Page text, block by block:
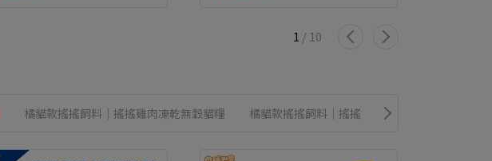
1 /10
橘貓款搖搖飼料│搖搖雞肉凍乾無穀貓糧 橘貓款搖搖飼料│搖搖鮭魚蛋黃無穀貓糧